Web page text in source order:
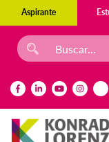
Aspirante